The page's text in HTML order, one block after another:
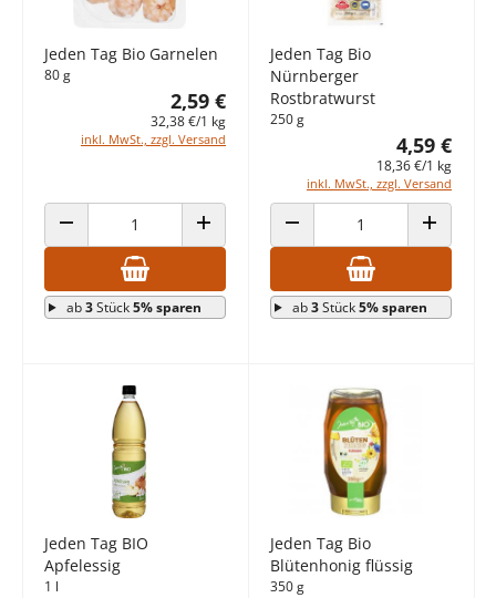
Jeden Tag Bio Garnelen
80 g
2,59 €
32,38 €/1 kg
inkl. MwSt., zzgl. Versand
ANZAHL VERRINGERN ANZAHL ERHÖHEN
ab3Stück5% sparen
Jeden Tag Bio
Nürnberger
Rostbratwurst
250 g
4,59 €
18,36 €/1 kg
inkl. MwSt., zzgl. Versand
ANZAHL VERRINGERN ANZAHL
ab3Stück5% sparen
Jeden Tag BIO
Apfelessig
1 l
Jeden Tag Bio
Blütenhonig flüssig
350 g